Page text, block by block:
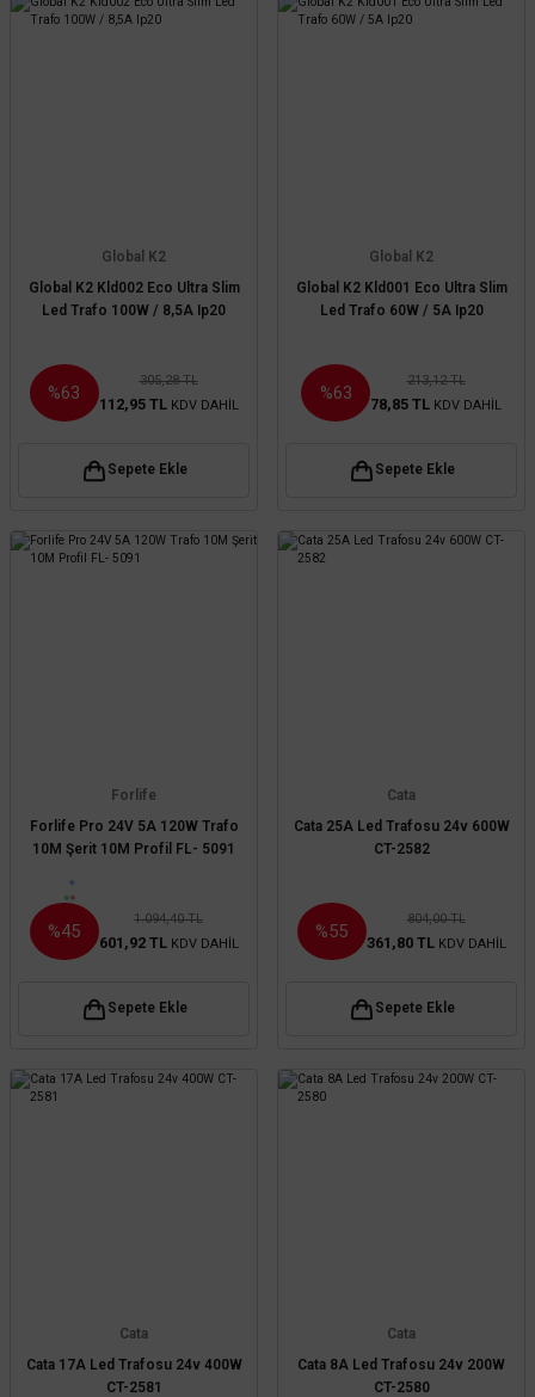
Global K2
Global K2 Kld002 Eco Ultra Slim
Led Trafo 100W / 8,5A Ip20
%63
305,28 TL
112,95 TL KDV DAHİL
Sepete Ekle
Global K2
Global K2 Kld001 Eco Ultra Slim
Led Trafo 60W / 5A Ip20
%63
213,12 TL
78,85 TL KDV DAHİL
Sepete Ekle
Forlife
Forlife Pro 24V 5A 120W Trafo
10M Şerit 10M Profil FL- 5091
%45
1.094,40 TL
601,92 TL KDV DAHİL
Sepete Ekle
Cata
Cata 25A Led Trafosu 24v 600W
CT-2582
%55
804,00 TL
361,80 TL KDV DAHİL
Sepete Ekle
Cata
Cata 17A Led Trafosu 24v 400W
CT-2581
Cata
Cata 8A Led Trafosu 24v 200W
CT-2580